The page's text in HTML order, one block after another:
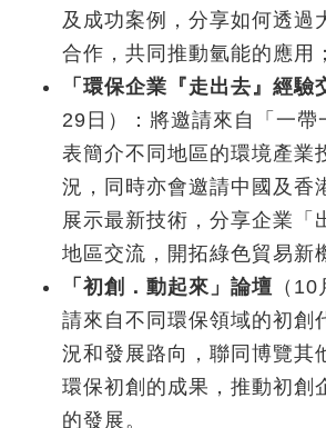
及成功案例，分享如何透過
合作，共同推動氫能的應用；
「環保企業『走出去』經驗
29日）：將邀請來自「一帶
表簡介不同地區的環境產業
況，同時亦會邀請中國及香
展示最新技術，分享企業「
地區交流，開拓綠色貿易新
「初創．動起來」論壇 （10
請來自不同環保領域的初創
況和發展路向，聯同博覽其
環保初創的成果，推動初創
的發展。